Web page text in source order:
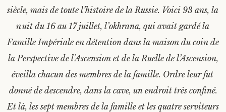
siècle, mais de toute l’histoire de la Russie. Voici 93 ans, la
nuit du 16 au 17 juillet, l’okhrana, qui avait gardé la
Famille Impériale en détention dans la maison du coin de
la Perspective de l’Ascension et de la Ruelle de l’Ascension,
éveilla chacun des membres de la famille. Ordre leur fut
donné de descendre, dans la cave, un endroit très confiné.
Et là, les sept membres de la famille et les quatre serviteurs